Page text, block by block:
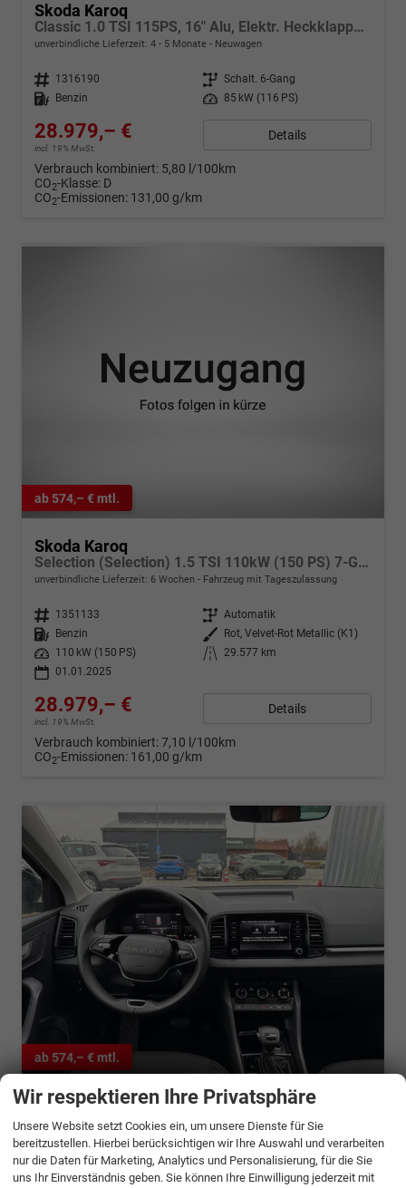
Skoda Karoq
Classic 1.0 TSI 115PS, 16" Alu, Elektr. Heckklappe, Parksensoren vo/hi, Rückfahrkamera, Climatronic, Tempomat, Radio 8"+Smartlink, Kessy, Virtual Cockpit, Sitzheizung, Dachreling, SunSet
unverbindliche Lieferzeit: 4 - 5 Monate Neuwagen
Fahrzeugnr. 1316190 Getriebe Schalt. 6-Gang
Kraftstoff
Benzin Leistung 85 kW (116 PS)
28.979,– €
incl. 19% MwSt.
Details
Verbrauch kombiniert: 5,80 l/100km
CO2-Klasse: D
CO2-Emissionen: 131,00 g/km
ab 574,– € mtl.
Skoda Karoq
Selection (Selection) 1.5 TSI 110kW (150 PS) 7-Gang DSG
unverbindliche Lieferzeit: 6 Wochen Fahrzeug mit Tageszulassung
Fahrzeugnr. 1351133 Getriebe Automatik
Kraftstoff
Benzin Außenfarbe
Rot, Velvet-Rot Metallic (K1)
Leistung
110 kW (150 PS) Kilometerstand
29.577 km
01.01.2025
28.979,– €
incl. 19% MwSt.
Details
Verbrauch kombiniert:7,10 l/100km
CO2-Emissionen: 161,00 g/km
ab 574,– € mtl.
Skoda Karoq
unverbindliche Lieferzeit:5 Monate Neuwagen
Fahrzeugnr. 1341184 Getriebe
Doppelkupplungsgetriebe (DSG)
Wir respektieren Ihre Privatsphäre
Unsere Website setzt Cookies ein, um unsere Dienste für Sie
bereitzustellen. Hierbei berücksichtigen wir Ihre Auswahl und verarbeiten
nur die Daten für Marketing, Analytics und Personalisierung, für die Sie
uns Ihr Einverständnis geben. Sie können Ihre Einwilligung jederzeit mit